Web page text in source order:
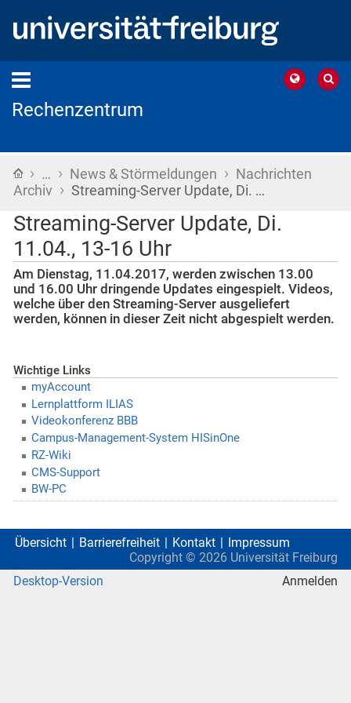
Rechenzentrum
Startseite
› … › News & Störmeldungen › Nachrichten
Archiv › Streaming-Server Update, Di. …
Streaming-Server Update, Di.
11.04., 13-16 Uhr
Am Dienstag, 11.04.2017, werden zwischen 13.00
und 16.00 Uhr dringende Updates eingespielt. Videos,
welche über den Streaming-Server ausgeliefert
werden, können in dieser Zeit nicht abgespielt werden.
Wichtige Links
myAccount
Lernplattform ILIAS
Videokonferenz BBB
Campus-Management-System HISinOne
RZ-Wiki
CMS-Support
BW-PC
Übersicht Barrierefreiheit Kontakt
Impressum
Copyright © 2026 Universität Freiburg
Desktop-Version
Anmelden